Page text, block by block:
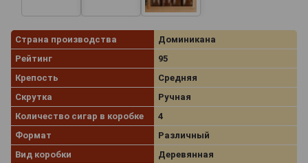
Страна производства
Доминикана
Рейтинг
95
Крепость
Средняя
Скрутка
Ручная
Количество сигар в коробке
4
Формат
Различный
Вид коробки
Деревянная